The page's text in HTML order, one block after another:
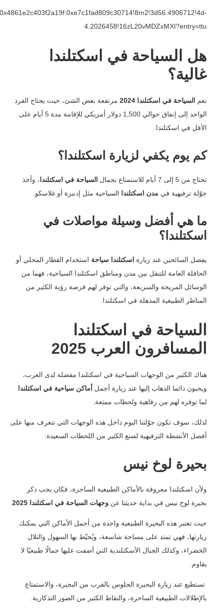
4.2026458!16zL20vMDZxMXI?entry=ttu
هل السياحة في اسكتلندا
غالية؟
نعم السياحة في اسكتلندا 2024
مرتفعة بعض الشئ، حيث يحتاج الفرد
الواحد إلى إنفاق حوالي 1,500 دولار أمريكي للإقامة مدة 5 أيام على
الأقل في اسكتلندا.
كم يوم يكفي لزيارة اسكتلندا؟
تحتاج من 5 إلى 7 أيام للاستمتاع بجمال السياحة في اسكتلندا ، وأخذ
جوّلة ترفيهية في مدن اسكتلندا السياحية مثل إدنبرة أو غلاسكو.
ما هي أفضل وسيلة مواصلات في
اسكتلندا؟
يفضل السائحين عند زيارة اسكتلندا سياحة استخدام القطار المحلي أو
الحافلة العامة للتنقل بين مدن ومناطق اسكتلندا السياحية، فهما من
الوسائل المريحة والسريعة، والتي توفر لهم فرصة رؤية الكثير من
المناظر الطبيعية المذهلة في اسكتلندا.
السياحة في اسكتلندا
المسافرون العرب 2025
هناك الكثير من الوجهات السياحية في اسكتلندا مفضلة لدى العرب،
ويحبون دائما الذهاب إليها عند زيارة أجمل
أماكن سياحية في اسكتلندا
لما توفره لهم من رفاهية ولحظات ممتعة.
لذلك، سوف تكون جوّلتنا اليوم داخل هذه الوجهات التي نتعرف منها على
أفضل الأنشطة الترفيهية لصنع الكثير من اللحظات السعيدة:
بحيرة لوخ نيس
ولأن اسكتلندا معروفة بالأماكن الطبيعية الساحرة، فكان يجب ذكر
بحيرة لوخ نيس في بداية حديثنا عن وجهات السياحة في اسكتلندا 2025
حيث تعتبر هذه البحيرة الطبيعية واحدة من أجمل الأماكن التي يمكنك
زيارتها، فهي تمتد على مساحة شاسعة، ويُحيّط بها السهول والتلال
الخضراء، وكذلك الجبال الأسكتلندية التي أضفت عليها جمالًا طبيعيًا لا
يقاوم.
تستطيع عند زيارة البحيرة الجلوس بالقرب من البحيرة، والاستمتاع
بالإطلالات الطبيعية الساحرة، والتقاط الكثير من الصور التذكارية.